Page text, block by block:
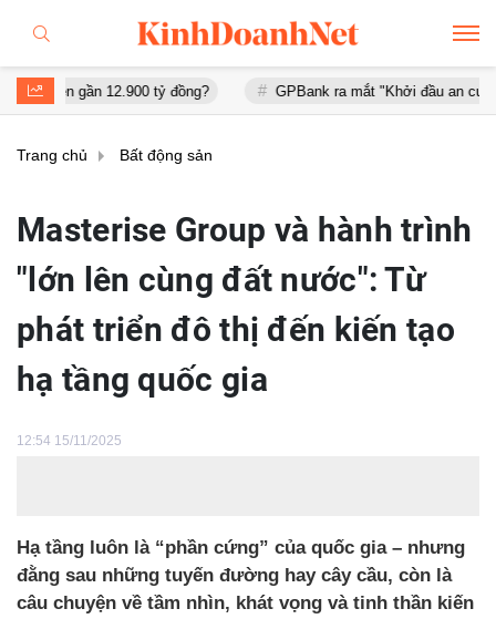
tỷ đồng? GPBank ra mắt "Khởi đầu an cư", đồng hành
Trang chủ Bất động sản
Masterise Group và hành trình
"lớn lên cùng đất nước": Từ
phát triển đô thị đến kiến tạo
hạ tầng quốc gia
12:54 15/11/2025
Hạ tầng luôn là “phần cứng” của quốc gia – nhưng
đằng sau những tuyến đường hay cây cầu, còn là
câu chuyện về tầm nhìn, khát vọng và tinh thần kiến